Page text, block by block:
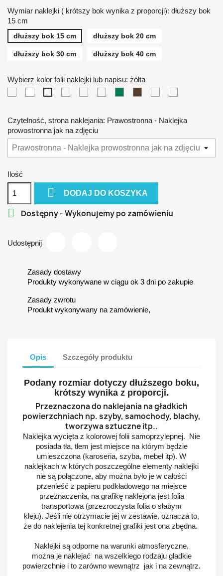
Wymiar naklejki ( krótszy bok wynika z proporcji): dłuższy bok
15 cm
dłuższy bok 15 cm dłuższy bok 20 cm
dłuższy bok 30 cm dłuższy bok 40 cm
Wybierz kolor folii naklejki lub napisu: żółta
Czytelność, strona naklejania: Prawostronna - Naklejka
prowostronna jak na zdjęciu
Ilość
 DODAJ DO KOSZYKA
 Dostępny - Wykonujemy po zamówieniu
Udostępnij
Zasady dostawy
Produkty wykonywane w ciągu ok 3 dni po zakupie
Zasady zwrotu
Produkt wykonywany na zamówienie,
Opis Szczegóły produktu
Podany rozmiar dotyczy dłuższego boku,
krótszy wynika z proporcji.
Przeznaczona do naklejania na gładkich
powierzchniach np. szyby, samochody, blachy,
tworzywa sztuczne itp..
Naklejka wycięta z kolorowej folii samoprzylepnej. Nie
posiada tła, tłem jest miejsce na którym będzie
umieszczona (karoseria, szyba, mebel itp). W
naklejkach w których poszczególne elementy naklejki
nie są połączone, aby można było je w całości
przenieść z papieru podkładowego na miejsce
przeznaczenia, na grafikę naklejona jest folia
transportowa (przezroczysta folia o słabym
kleju). Jeśli nie otrzymacie jej w zestawie, oznacza to,
że do naklejenia tej konkretnej grafiki jest ona zbędna.
Naklejki są odporne na warunki atmosferyczne,
można je naklejać na wszelkiego rodzaju gładkie
powierzchnie i to zarówno wewnątrz jak i na zewnątrz.